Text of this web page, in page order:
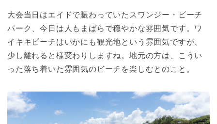
大会当日はエイドで賑わっていたスワンジー・ビーチ
パーク、今日は人もまばらで穏やかな雰囲気です。ワ
イキキビーチはいかにも観光地という雰囲気ですが、
少し離れると様変わりしますね。地元の方は、こうい
った落ち着いた雰囲気のビーチを楽しむとのこと。